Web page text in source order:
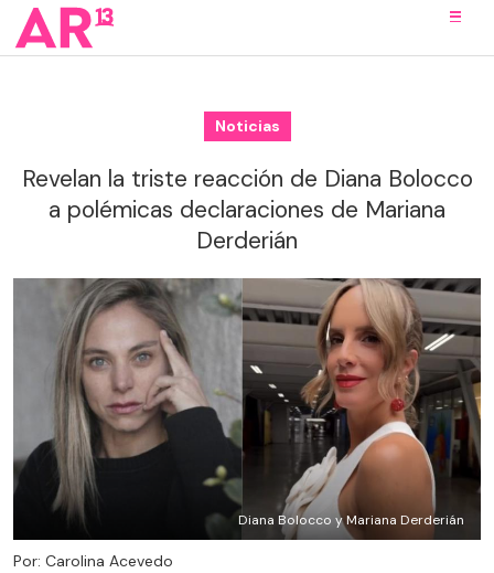
Noticias
Revelan la triste reacción de Diana Bolocco
a polémicas declaraciones de Mariana
Derderián
Diana Bolocco y Mariana Derderián
Por: Carolina Acevedo